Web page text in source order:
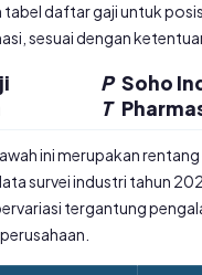
tabel daftar gaji untuk
sesuai dengan
P
T
Soho
ini merupakan
survei industri tahun
tergantung